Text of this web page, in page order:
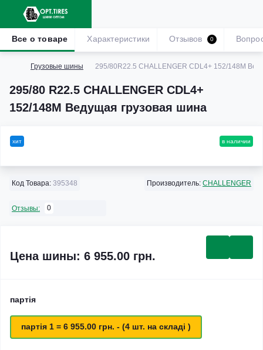
Грузовые шины 295/80R22.5 CHALLENGER CDL4+ 152/148M
295/80 R22.5 CHALLENGER CDL4+
152/148M Ведущая грузовая шина
Все о товаре Характеристики Отзывов 0
хит в наличии
Код Товара: 395348 Производитель: CHALLENGER
Отзывы: 0
Цена шины: 6 955.00 грн.
партія
партія 1 = 6 955.00 грн. - (4 шт. на складі )